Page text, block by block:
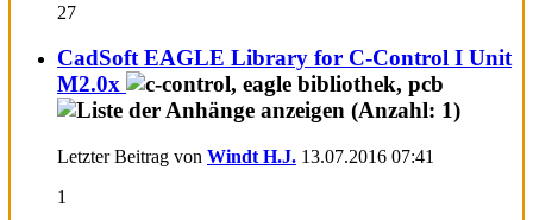
27
CadSoft EAGLE Library for C-Control I Unit
M2.0x
Letzter Beitrag von Windt H.J. 13.07.2016 07:41
1